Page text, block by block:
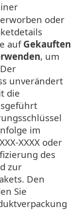
oder
auf Gekauften
, um
unverändert
die
im
XXXX oder
des
zur
Den
Sie